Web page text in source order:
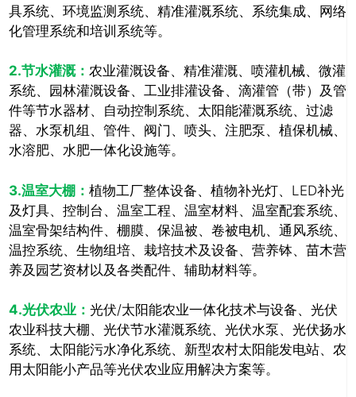
具系统、环境监测系统、精准灌溉系统、系统集成、网络
化管理系统和培训系统等。
2.节水灌溉： 农业灌溉设备、精准灌溉、喷灌机械、微灌
系统、园林灌溉设备、工业排灌设备、滴灌管（带）及管
件等节水器材、自动控制系统、太阳能灌溉系统、过滤
器、水泵机组、管件、阀门、喷头、注肥泵、植保机械、
水溶肥、水肥一体化设施等。
3.温室大棚： 植物工厂整体设备、植物补光灯、LED补光
及灯具、控制台、温室工程、温室材料、温室配套系统、
温室骨架结构件、棚膜、保温被、卷被电机、通风系统、
温控系统、生物组培、栽培技术及设备、营养钵、苗木营
养及园艺资材以及各类配件、辅助材料等。
4.光伏农业： 光伏/太阳能农业一体化技术与设备、光伏
农业科技大棚、光伏节水灌溉系统、光伏水泵、光伏扬水
系统、太阳能污水净化系统、新型农村太阳能发电站、农
用太阳能小产品等光伏农业应用解决方案等。